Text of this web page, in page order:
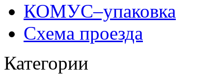
КОМУС–упаковка
Схема проезда
Категории